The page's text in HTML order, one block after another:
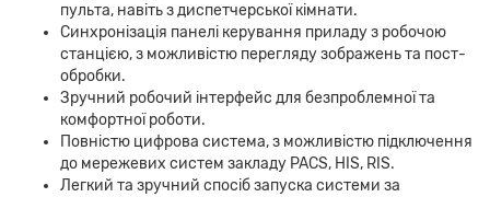
пульта, навіть з диспетчерської кімнати.
Синхронізація панелі керування приладу з робочою
станцією, з можливістю перегляду зображень та пост-
обробки.
Зручний робочий інтерфейс для безпроблемної та
комфортної роботи.
Повністю цифрова система, з можливістю підключення
до мережевих систем закладу PACS, HIS, RIS.
Легкий та зручний спосіб запуска системи за